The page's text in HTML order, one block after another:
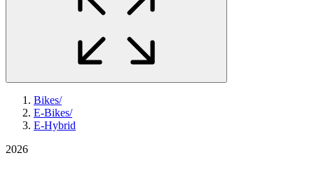
Bikes/
E-Bikes/
E-Hybrid
2026